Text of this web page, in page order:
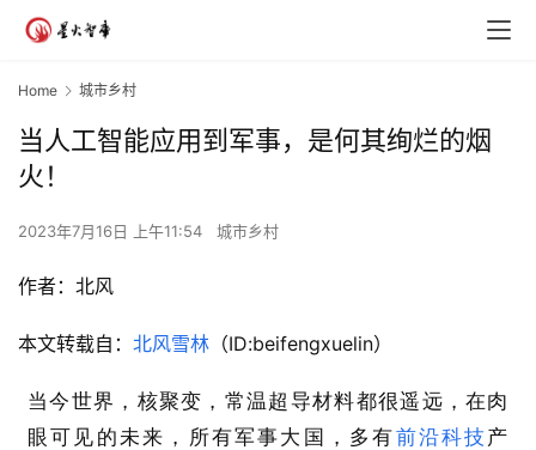
Home 城市乡村
当人工智能应用到军事，是何其绚烂的烟
火！
2023年7月16日 上午11:54 城市乡村
作者： 北风
本文转载自： 北风雪林 （ID:beifengxuelin）
当今世界，核聚变，常温超导材料都很遥远，在肉
眼可见的未来，所有军事大国，多有前沿科技 产